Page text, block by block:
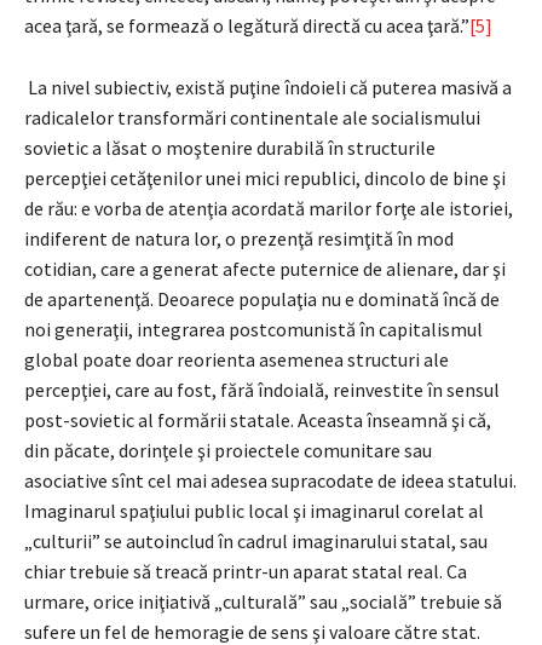
acea ţară, se formează o legătură directă cu acea ţară.”[5]
La nivel subiectiv, există puţine îndoieli că puterea masivă a
radicalelor transformări continentale ale socialismului
sovietic a lăsat o moştenire durabilă în structurile
percepţiei cetăţenilor unei mici republici, dincolo de bine şi
de rău: e vorba de atenţia acordată marilor forţe ale istoriei,
indiferent de natura lor, o prezenţă resimţită în mod
cotidian, care a generat afecte puternice de alienare, dar şi
de apartenenţă. Deoarece populaţia nu e dominată încă de
noi generaţii, integrarea postcomunistă în capitalismul
global poate doar reorienta asemenea structuri ale
percepţiei, care au fost, fără îndoială, reinvestite în sensul
post-sovietic al formării statale. Aceasta înseamnă şi că,
din păcate, dorinţele şi proiectele comunitare sau
asociative sînt cel mai adesea supracodate de ideea statului.
Imaginarul spaţiului public local şi imaginarul corelat al
„culturii” se autoinclud în cadrul imaginarului statal, sau
chiar trebuie să treacă printr-un aparat statal real. Ca
urmare, orice iniţiativă „culturală” sau „socială” trebuie să
sufere un fel de hemoragie de sens şi valoare către stat.